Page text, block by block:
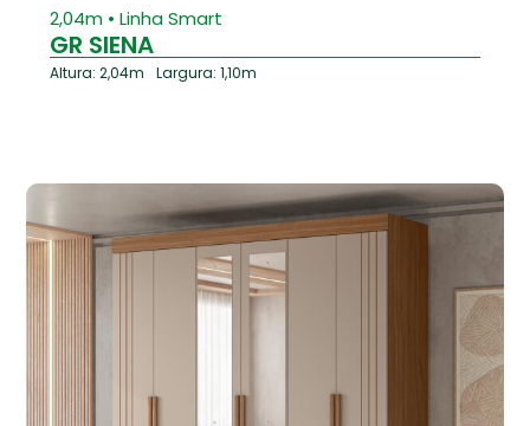
⁠2,04m • Linha Smart
GR SIENA
Altura: 2,04m Largura: 1,10m